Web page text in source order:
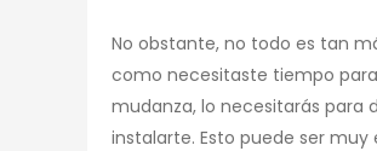
No obstante, no todo es tan
como necesitaste tiempo
mudanza, lo necesitarás para
instalarte. Esto puede ser